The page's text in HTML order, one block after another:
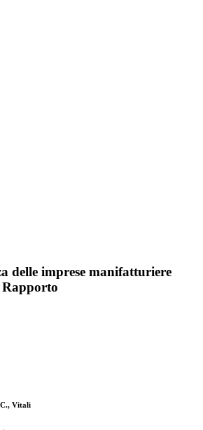
delle imprese manifatturiere
Rapporto
C., Vitali